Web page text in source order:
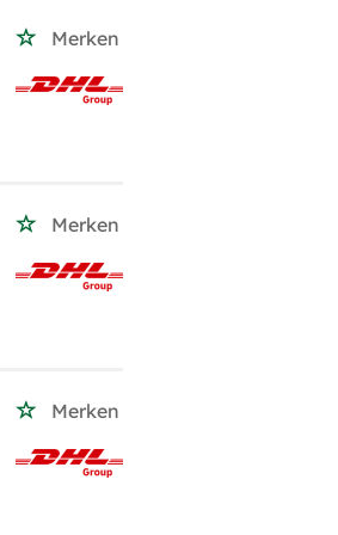
Merken
Merken
Merken